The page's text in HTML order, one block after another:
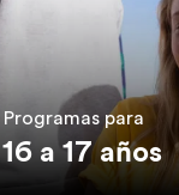
Programas para
16 a 17 años